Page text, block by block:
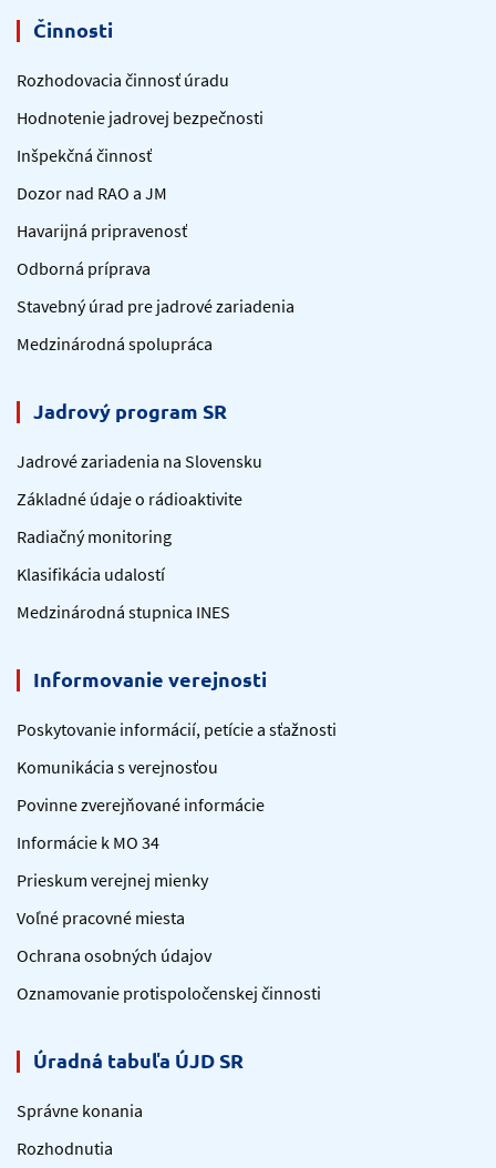
Činnosti
Rozhodovacia činnosť úradu
Hodnotenie jadrovej bezpečnosti
Inšpekčná činnosť
Dozor nad RAO a JM
Havarijná pripravenosť
Odborná príprava
Stavebný úrad pre jadrové zariadenia
Medzinárodná spolupráca
Jadrový program SR
Jadrové zariadenia na Slovensku
Základné údaje o rádioaktivite
Radiačný monitoring
Klasifikácia udalostí
Medzinárodná stupnica INES
Informovanie verejnosti
Poskytovanie informácií, petície a sťažnosti
Komunikácia s verejnosťou
Povinne zverejňované informácie
Informácie k MO 34
Prieskum verejnej mienky
Voľné pracovné miesta
Ochrana osobných údajov
Oznamovanie protispoločenskej činnosti
Úradná tabuľa ÚJD SR
Správne konania
Rozhodnutia